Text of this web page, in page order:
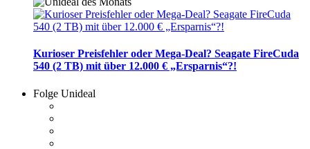
Kurioser Preisfehler oder Mega-Deal? Seagate FireCuda
540 (2 TB) mit über 12.000 € „Ersparnis“?!
Folge Unideal